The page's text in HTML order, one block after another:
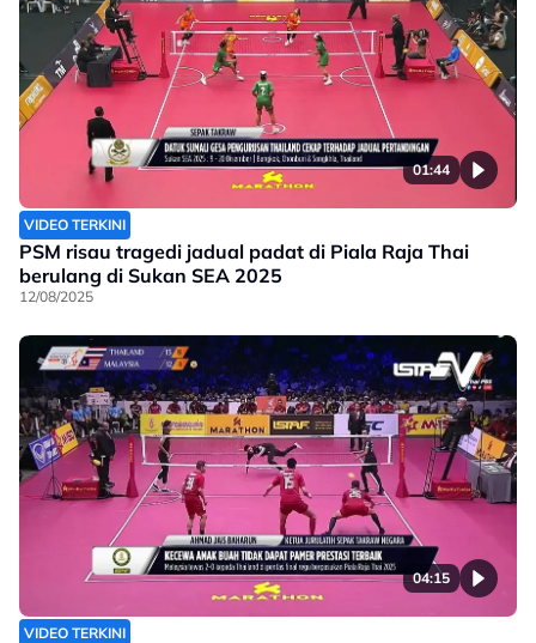
01:44
VIDEO TERKINI
PSM risau tragedi jadual padat di Piala Raja Thai
berulang di Sukan SEA 2025
12/08/2025
04:15
VIDEO TERKINI